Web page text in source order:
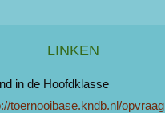
LINKEN
in de Hoofdklasse
toernooibase.kndb.nl/opvraag